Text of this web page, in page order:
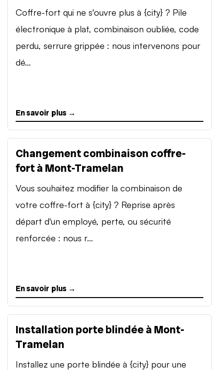
Coffre-fort qui ne s'ouvre plus à {city} ? Pile
électronique à plat, combinaison oubliée, code
perdu, serrure grippée : nous intervenons pour
dé...
En savoir plus →
Changement combinaison coffre-
fort à Mont-Tramelan
Vous souhaitez modifier la combinaison de
votre coffre-fort à {city} ? Reprise après
départ d'un employé, perte, ou sécurité
renforcée : nous r...
En savoir plus →
Installation porte blindée à Mont-
Tramelan
Installez une porte blindée à {city} pour une